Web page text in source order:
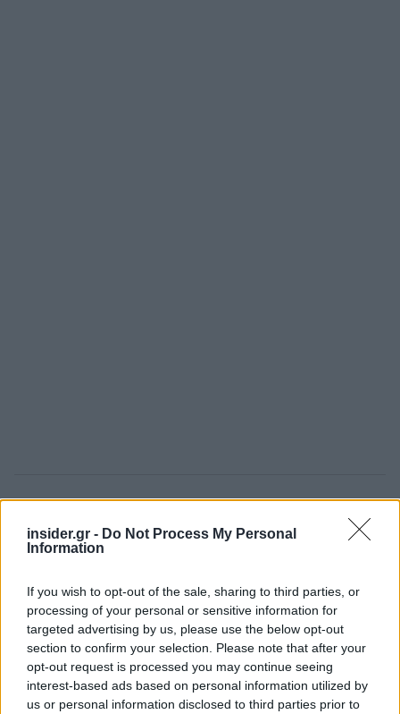
insider.gr - Do Not Process My Personal
Information
If you wish to opt-out of the sale, sharing to third parties, or
processing of your personal or sensitive information for
targeted advertising by us, please use the below opt-out
section to confirm your selection. Please note that after your
opt-out request is processed you may continue seeing
interest-based ads based on personal information utilized by
us or personal information disclosed to third parties prior to
Οι μετοχές της Dell έχουν αυξηθεί κατά 48% μέχρι
στιγμής φέτος, αλλά έχουν υποχωρήσει 34% από
Οι πωλήσεις τεχνητής νοημοσύνης ανήκουν στον
όμιλο Infrastructure Solutions της εταιρείας, ο
οποίος κατασκευάζει διακομιστές και συστήματα
για κέντρα δεδομένων. Είναι η ταχύτερα
αναπτυσσόμενη μονάδα της εταιρείας. Οι